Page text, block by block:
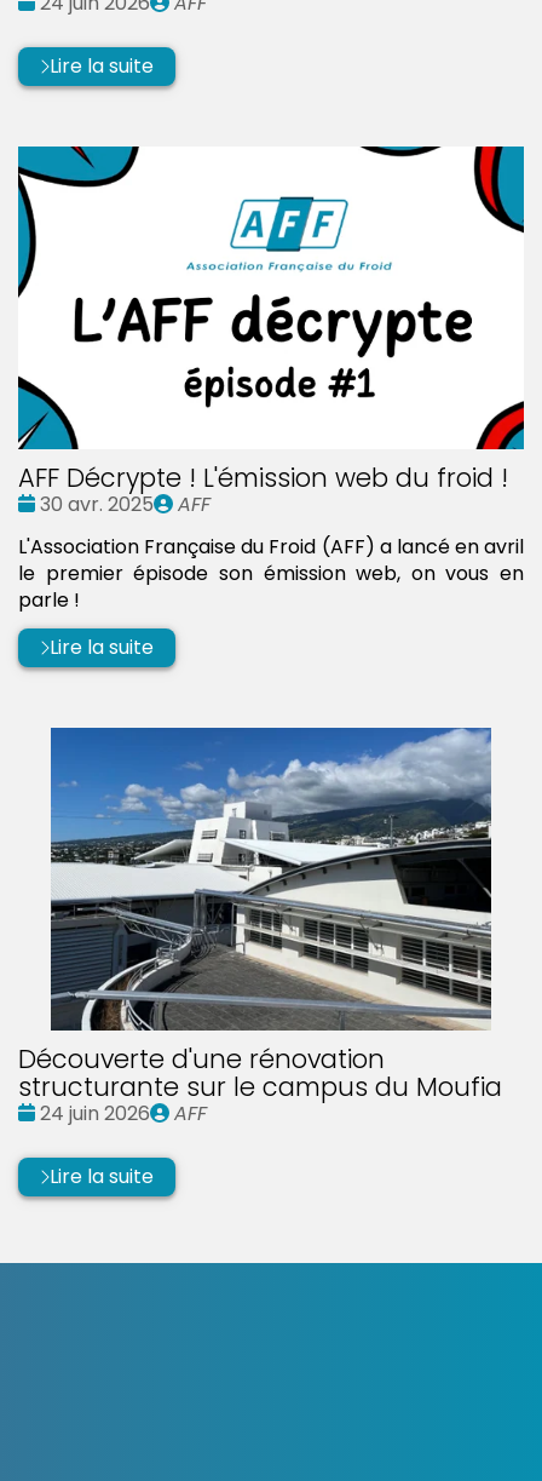
Lire la suite
AFF Décrypte ! L'émission web du froid !
Date
30 avr. 2025
Publié
AFF
L'Association Française du Froid (AFF) a lancé en avril
le premier épisode son émission web, on vous en
parle !
Lire la suite
Découverte d'une rénovation
structurante sur le campus du Moufia
Date
24 juin 2026
Publié
AFF
Lire la suite